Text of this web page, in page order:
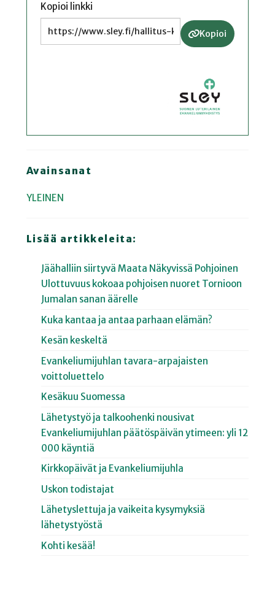
Kopioi linkki
Kopioi
Avainsanat
YLEINEN
Lisää artikkeleita:
Jäähalliin siirtyvä Maata Näkyvissä Pohjoinen
Ulottuvuus kokoaa pohjoisen nuoret Tornioon
Jumalan sanan äärelle
Kuka kantaa ja antaa parhaan elämän?
Kesän keskeltä
Evankeliumijuhlan tavara-arpajaisten
voittoluettelo
Kesäkuu Suomessa
Lähetystyö ja talkoohenki nousivat
Evankeliumijuhlan päätöspäivän ytimeen: yli 12
000 käyntiä
Kirkkopäivät ja Evankeliumijuhla
Uskon todistajat
Lähetyslettuja ja vaikeita kysymyksiä
lähetystyöstä
Kohti kesää!